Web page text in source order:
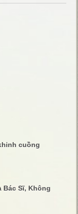
cuồng
Bác Sĩ, Không